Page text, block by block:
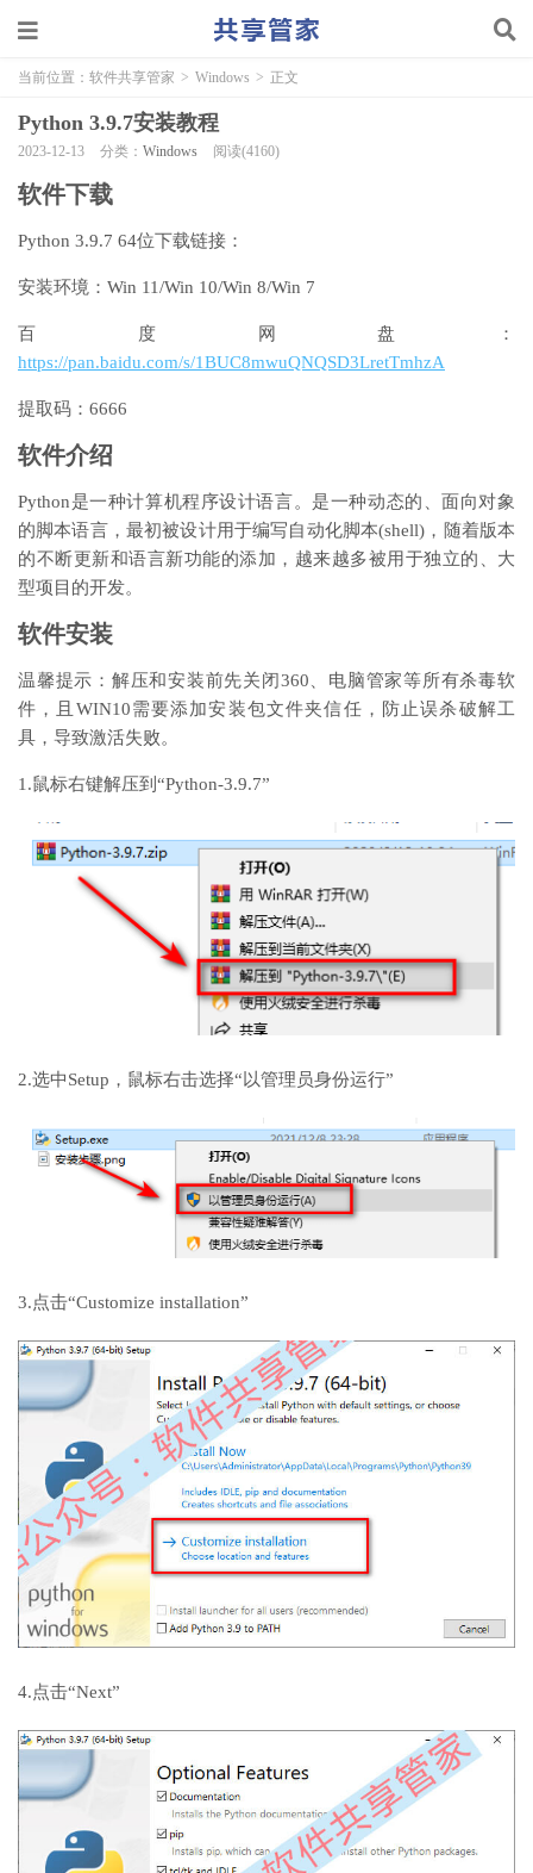
当前位置： 软件共享管家 > Windows > 正文
Python 3.9.7安装教程
2023-12-13 分类： Windows 阅读(4160)
软件下载
Python 3.9.7 64位下载链接：
安装环境：Win 11/Win 10/Win 8/Win 7
百度网盘：
https://pan.baidu.com/s/1BUC8mwuQNQSD3LretTmhzA
提取码：6666
软件介绍
Python是一种计算机程序设计语言。是一种动态的、面向对象
的脚本语言，最初被设计用于编写自动化脚本(shell)，随着版本
的不断更新和语言新功能的添加，越来越多被用于独立的、大
型项目的开发。
软件安装
温馨提示：解压和安装前先关闭360、电脑管家等所有杀毒软
件，且WIN10需要添加安装包文件夹信任，防止误杀破解工
具，导致激活失败。
1.鼠标右键解压到“Python-3.9.7”
2.选中Setup，鼠标右击选择“以管理员身份运行”
3.点击“Customize installation”
4.点击“Next”